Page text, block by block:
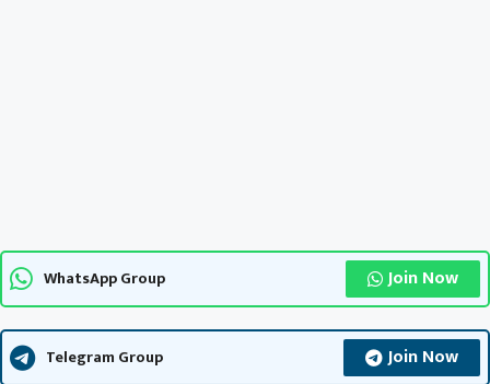
WhatsApp Group Join Now
Telegram Group Join Now